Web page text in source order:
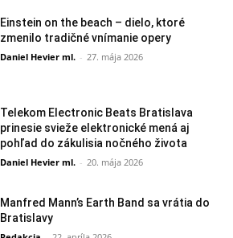
Einstein on the beach – dielo, ktoré
zmenilo tradičné vnímanie opery
Daniel Hevier ml. - 27. mája 2026
Telekom Electronic Beats Bratislava
prinesie svieže elektronické mená aj
pohľad do zákulisia nočného života
Daniel Hevier ml. - 20. mája 2026
Manfred Mann’s Earth Band sa vrátia do
Bratislavy